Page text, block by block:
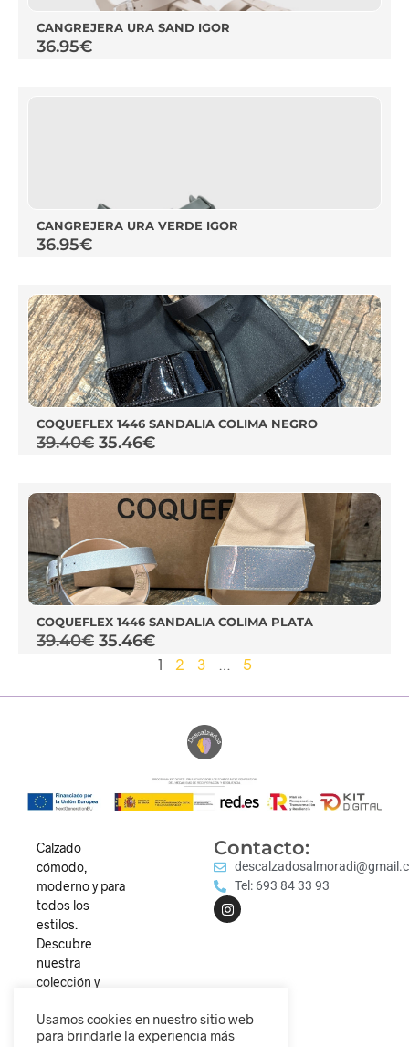
CANGREJERA URA SAND IGOR
36.95€
CANGREJERA URA VERDE IGOR
36.95€
COQUEFLEX 1446 SANDALIA COLIMA NEGRO
39.40€ 35.46€
COQUEFLEX 1446 SANDALIA COLIMA PLATA
39.40€ 35.46€
1 2 3 … 5
Calzado
cómodo,
moderno y para
todos los
estilos.
Descubre
nuestra
colección y
diferente.
Contacto:
Tel: 693 84 33 93
Usamos cookies en nuestro sitio web
para brindarle la experiencia más